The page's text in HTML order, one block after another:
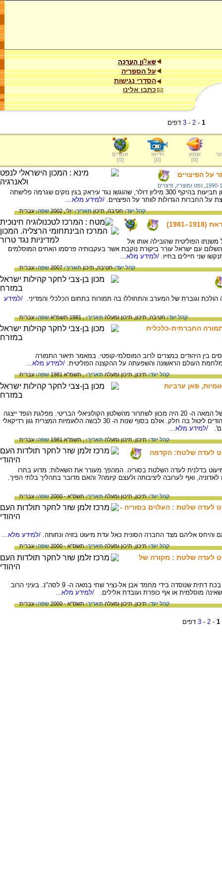
על הספריה
הסדרי נגישות
כתבו אלינו
1
-
2
-
3 דפים
שמע
[
0
]
וידיאו
[
0
]
אתרים
[
0
]
על הפיצויים
נפט ומוצריו פיצויים
ארגון האומות המאוחדות קיבל יותר מ- 2 מיליון תביעות בהיקף 300 מיליון דולר, שהוגשו נגד עיראק בגין נזקים שגרמה פלישתה
/למידע מלא...
קהל יעד:חטיבה,תיכוןתאריך:יולי, 2002 שפה:עברית
הפוליטית שהובילה אותו אל
עם ישראל בשנת 1977. תהליך השלום עם ישראל עורר ביקורת נוקבת אשר בעקבותיה פרסמו האחים המוסלמים
/למידע מלא...
קהל יעד:חטיבה,תיכוןתאריך:2007 שפה:עברית
/למידע
קהל יעד:חטיבה,תיכון,תיכון ומעלהתאריך:, 1981 תשמ"א שפה:עברית
החברתית-כלכלית
של המאה ה- 20 הורעו היחסים בין היהודים במצרים לרוב המוסלמי-קופטי. במאמר תיאור התמורה
העולם הראשונה והשפעתה על ההקצנה הפוליטית. /למידע מלא...
קהל יעד:תיכון,תיכון ומעלהתאריך:, תשמ"א 1981 שפה:עברית
פאן ערביות
המאבק הפוליטי במצרים במחצית הראשונה של המאה ה- 20 היה מכוון לשחרור מהשלטון הקולוניאלי הבריטי. מפלגת הופד ייצגה
תפיסה לאומית טריטוריאלית שאיפשרה גם ליהודים ליטול בה חלק. אולם בסוף שנות ה- 30 לבשה הלאומיות המצרית גוון רדיקאלי
/למידע מלא...
קהל יעד:תיכון,תיכון ומעלהתאריך:, תשמ"א 1981 שפה:עברית
לעדה שלטת: הקדמה
בדלנית לעדה השלטת בסוריה. המהפך מעורר את השאלות: מדוע בחרו
ואף לערובה ליציבותה ולעצם קיומה? והאם מדובר בתהליך בלתי הפיך.
קהל יעד:תיכון,תיכון ומעלהתאריך:תשס"א - 2000 שפה:עברית
לעדה שלטת : העלוים בסוריה -
והיחס אליהם מצד החברה הסונית כאל עדת מיעוט בזויה ונחותה. /למידע מלא...
קהל יעד:תיכון,תיכון ומעלהתאריך:תשס"א - 2000 שפה:עברית
לעדה שלטת : מקורה של
מקורה של האמונה העלוית הינו, ככל הנראה, בכת דתית שנוסדה בידי מחמד אבן אל-נציר שחי במאה ה- 9 לסה"נ. בעיני הרוב
מוסלמית או אף כופרת ועובדת אלילים.
/למידע מלא...
קהל יעד:תיכון,תיכון ומעלהתאריך:תשס"א - 2000 שפה:עברית
1
-
2
-
3 דפים